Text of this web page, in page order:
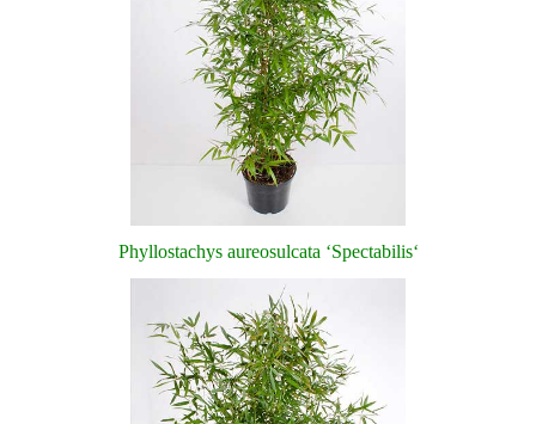
Phyllostachys aureosulcata ‘Spectabilis‘